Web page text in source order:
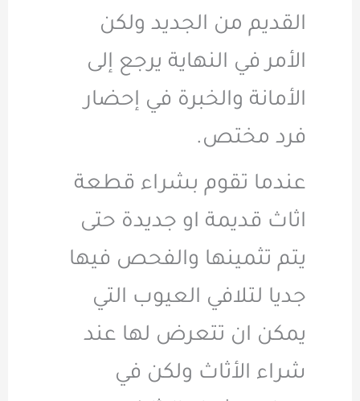
القديم من الجديد ولكن
الأمر في النهاية يرجع إلى
الأمانة والخبرة في إحضار
فرد مختص.
عندما تقوم بشراء قطعة
اثاث قديمة او جديدة حتى
يتم تثمينها والفحص فيها
جديا لتلافي العيوب التي
يمكن ان تتعرض لها عند
شراء الأثاث ولكن في